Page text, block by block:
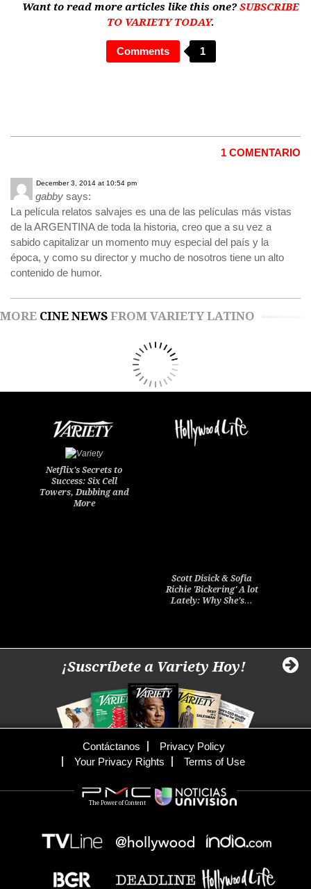
Want to read more articles like this one?SUBSCRIBE
TO VARIETY TODAY.
Comments 1
1 COMENTARIO
gabby says:
December 3, 2014 at 10:54 pm
La película relatos salvajes es una de las películas más vistas
de la ARGENTINA de toda la historia, creo que a su vez a
sabido capitalizar un momento muy especial del país y la
época, y como su director y mucho de nosotros tiene un alto
contenido de humor.
MORE CINE NEWS FROM VARIETY LATINO
Netflix's Secrets to
Success: Six Cell
Towers, Dubbing and
More
Scott Disick & Sofia
Richie 'Bickering' A lot
Lately: Why She's…
¡Suscríbete a Variety Hoy!
Contáctanos
Privacy Policy
Your Privacy Rights
Terms of Use
The Power of Content